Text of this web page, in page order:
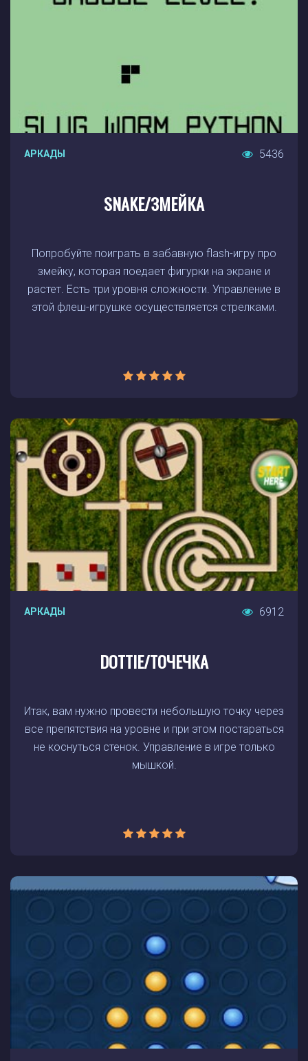
АРКАДЫ 5436
SNAKE/ЗМЕЙКА
Попробуйте поиграть в забавную flash-игру про
змейку, которая поедает фигурки на экране и
растет. Есть три уровня сложности. Управление в
этой флеш-игрушке осуществляется стрелками.
АРКАДЫ 6912
DOTTIE/ТОЧЕЧКА
Итак, вам нужно провести небольшую точку через
все препятствия на уровне и при этом постараться
не коснуться стенок. Управление в игре только
мышкой.